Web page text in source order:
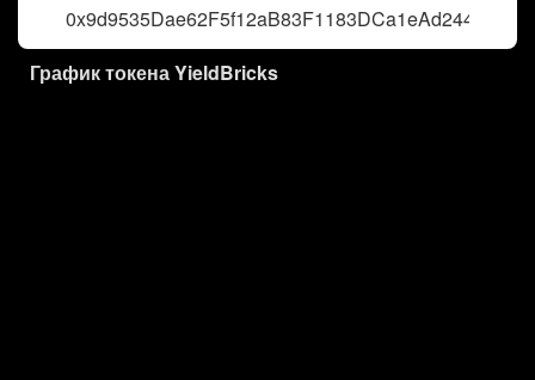
0x9d9535Dae62F5f12aB83F1183DCa1eAd244b0DB3
График токена YieldBricks